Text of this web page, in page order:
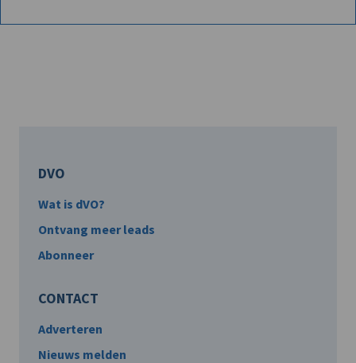
DVO
Wat is dVO?
Ontvang meer leads
Abonneer
CONTACT
Adverteren
Nieuws melden